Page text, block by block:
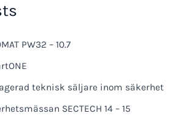
PW32 – 10.7
teknisk säljare inom säkerhet
SECTECH 14 – 15